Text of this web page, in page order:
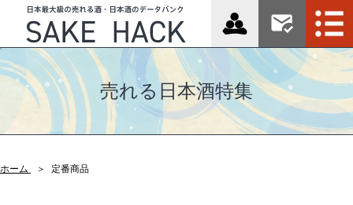
売れる日本酒特集
ホーム 定番商品